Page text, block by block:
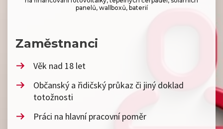
panelů, wallboxů, baterií
Zaměstnanci
Věk nad 18 let
Občanský a řidičský průkaz či jiný doklad
totožnosti
Práci na hlavní pracovní poměr